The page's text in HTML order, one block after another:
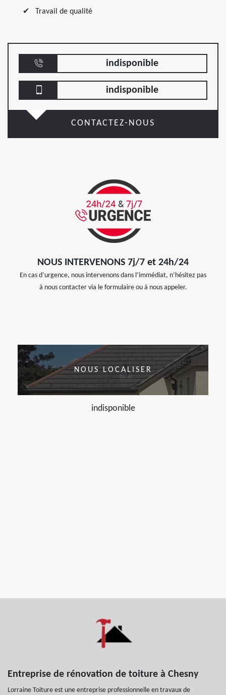
Travail de qualité
indisponible
indisponible
CONTACTEZ-NOUS
NOUS INTERVENONS 7j/7 et 24h/24
En cas d’urgence, nous intervenons dans l’immédiat, n’hésitez pas
à nous contacter via le formulaire ou à nous appeler.
NOUS LOCALISER
indisponible
Entreprise de rénovation de toiture à Chesny
Lorraine Toiture est une entreprise professionnelle en travaux de